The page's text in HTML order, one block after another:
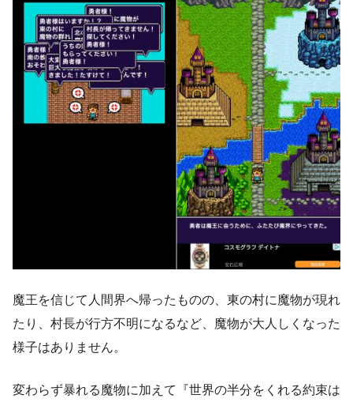
魔王を信じて人間界へ帰ったものの、東の村に魔物が現れ
たり、村長が行方不明になるなど、魔物が大人しくなった
様子はありません。
変わらず暴れる魔物に加えて『世界の半分をくれる約束は